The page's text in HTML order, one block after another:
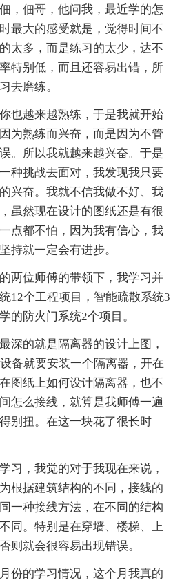
，佃哥，他问我，最近学的怎
最大的感受就是，觉得时间不
太多，而是练习的太少，达不
特别低，而且还容易出错，所
去磨练。
越来越熟练，于是我就开始
为熟练而兴奋，而是因为不管
。所以我就越来越兴奋。于是
种挑战去面对，我发现我只要
兴奋。我就不信我做不好、我
虽然现在设计的图纸还是有很
点都不怕，因为我有信心，我
持就一定会有进步。
位师傅的带领下，我学习并
12个工程项目，智能疏散系统3
的防火门系统2个项目。
的就是隔离器的设计上图，
备就要安装一个隔离器，开在
图纸上如何设计隔离器，也不
怎么接线，就算是我师傅一遍
别扭。在这一块花了很长时
，我觉的对于我现在来说，
根据建筑结构的不同，接线的
一种接线方法，在不同的结构
同。特别是在穿墙、楼梯、上
则就会很容易出现错误。
的学习情况，这个月我真的